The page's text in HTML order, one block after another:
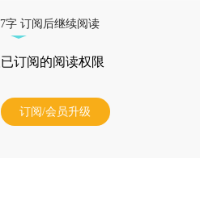
字 订阅后继续阅读
订阅的阅读权限
订阅/会员升级